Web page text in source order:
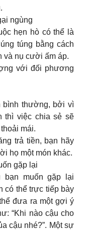
ngùng
hẹn hò có thể là
túng bằng cách
và nụ cười ấm áp.
với đối phương
bình thường, bởi vì
thì việc chia sẻ sẽ
mái.
trả tiền, bạn hãy
họ một món khác.
gặp lại
bạn muốn gặp lại
có thể trực tiếp bày
đưa ra một gợi ý
“Khi nào cậu cho
cậu nhé?”. Một sự